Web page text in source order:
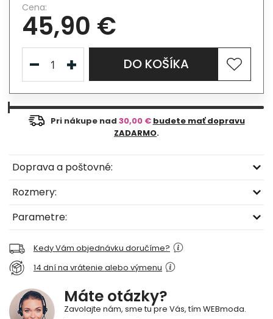
Cena:
45,90 €
DO KOŠÍKA
Pri nákupe nad 30,00 € budete mať dopravu
ZADARMO.
Doprava a poštovné:
Rozmery:
Parametre:
Kedy Vám objednávku doručíme?
14 dní na vrátenie alebo výmenu
Máte otázky?
Zavolajte nám, sme tu pre Vás, tím WEBmoda.